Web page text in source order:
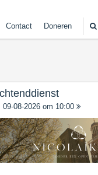
Contact Doneren
09-08-2026 om 10:00